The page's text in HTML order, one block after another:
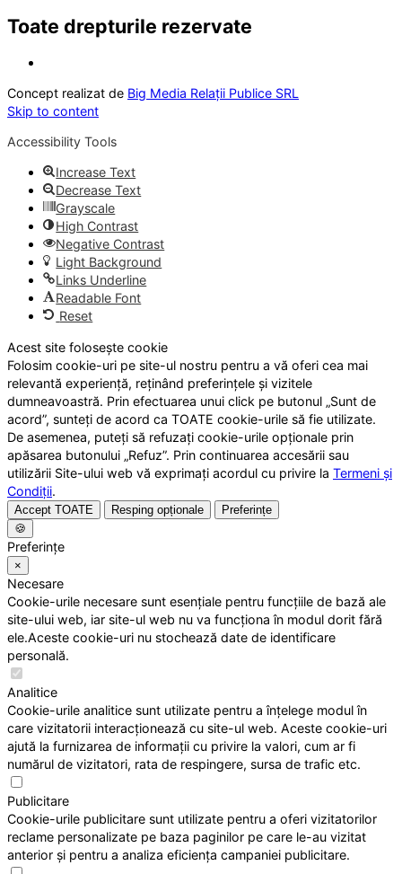
Toate drepturile rezervate
Concept realizat de Big Media Relații Publice SRL
Skip to content
Accessibility Tools
Increase Text
Decrease Text
Grayscale
High Contrast
Negative Contrast
Light Background
Links Underline
Readable Font
Reset
Acest site folosește cookie
Folosim cookie-uri pe site-ul nostru pentru a vă oferi cea mai
relevantă experiență, reținând preferințele și vizitele
dumneavoastră. Prin efectuarea unui click pe butonul „Sunt de
acord”, sunteți de acord ca TOATE cookie-urile să fie utilizate.
De asemenea, puteți să refuzați cookie-urile opționale prin
apăsarea butonului „Refuz”. Prin continuarea accesării sau
utilizării Site-ului web vă exprimați acordul cu privire la Termeni și
Condiții.
Accept TOATE Resping opționale
Preferințe
🍪
Preferințe
×
Necesare
Cookie-urile necesare sunt esențiale pentru funcțiile de bază ale
site-ului web, iar site-ul web nu va funcționa în modul dorit fără
ele.Aceste cookie-uri nu stochează date de identificare
personală.
Analitice
Cookie-urile analitice sunt utilizate pentru a înțelege modul în
care vizitatorii interacționează cu site-ul web. Aceste cookie-uri
ajută la furnizarea de informații cu privire la valori, cum ar fi
numărul de vizitatori, rata de respingere, sursa de trafic etc.
Publicitare
Cookie-urile publicitare sunt utilizate pentru a oferi vizitatorilor
reclame personalizate pe baza paginilor pe care le-au vizitat
anterior și pentru a analiza eficiența campaniei publicitare.